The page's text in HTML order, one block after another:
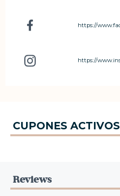
Reviews
CUPONES ACTIVOS